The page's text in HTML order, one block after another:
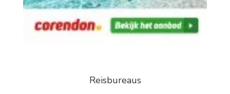
Reisbureaus